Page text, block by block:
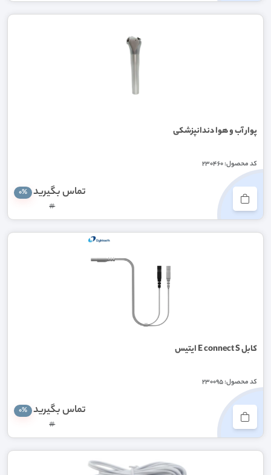
پوار آب و هوا دندانپزشکی
کد محصول: 230460
تماس بگیرید 0%
#
کابل E connect S ایتیس
کد محصول: 230095
تماس بگیرید 0%
#